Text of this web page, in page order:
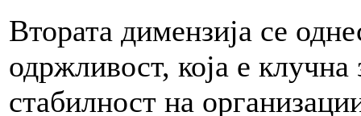
Втората димензија се
одржливост, која е клучна
стабилност на